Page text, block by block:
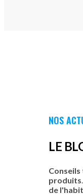
NOS
LE
produits
de